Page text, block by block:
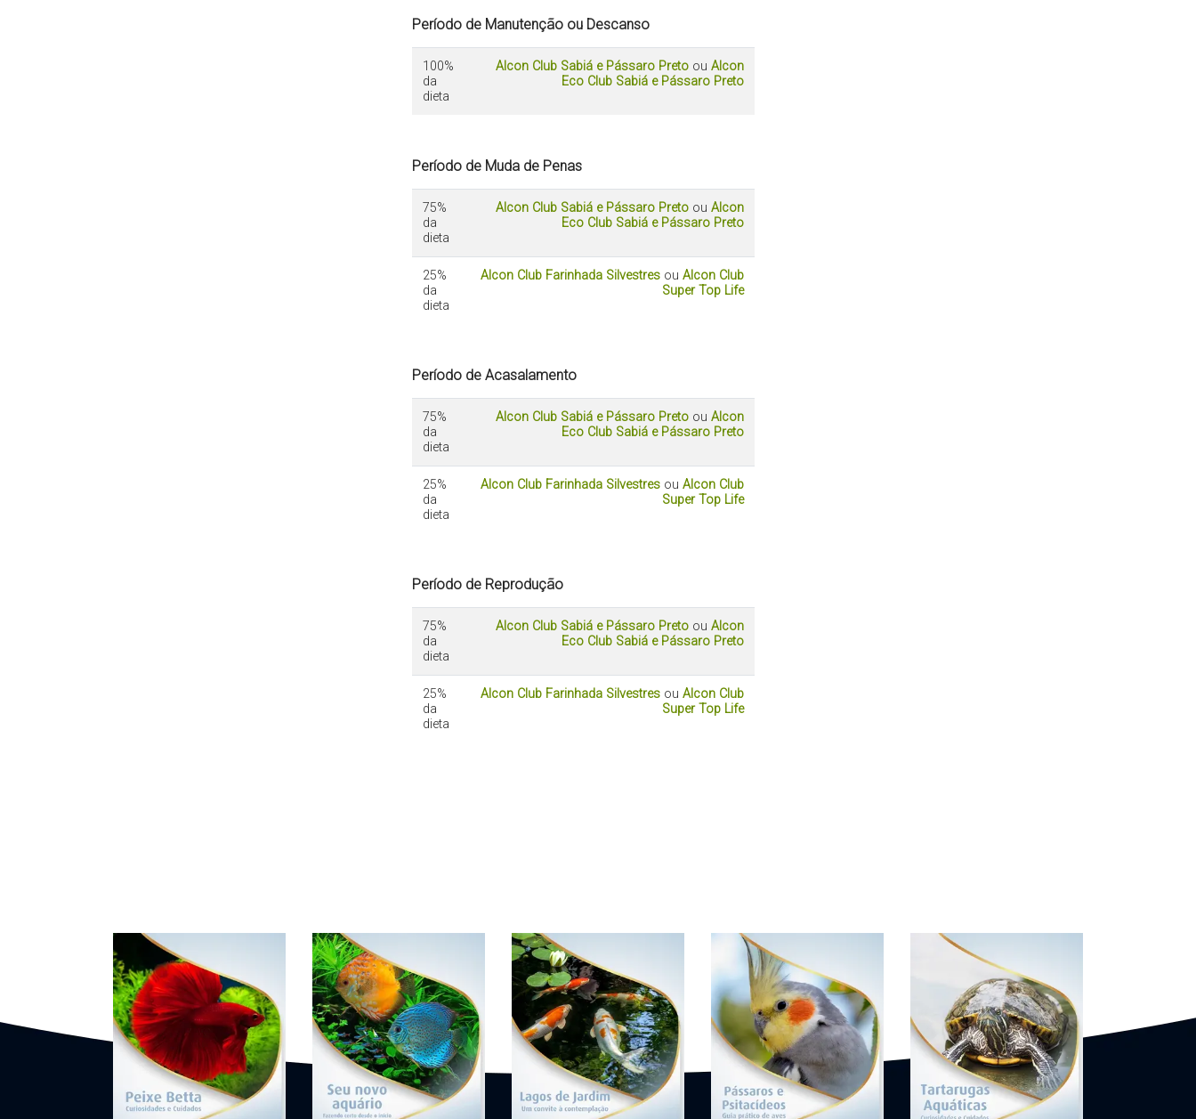
Período de Manutenção ou Descanso
100%
da
dieta
Alcon Club Sabiá e Pássaro Preto ou Alcon
Eco Club Sabiá e Pássaro Preto
Período de Muda de Penas
75%
da
dieta
Alcon Club Sabiá e Pássaro Preto ou Alcon
Eco Club Sabiá e Pássaro Preto
25%
da
dieta
Alcon Club Farinhada Silvestres ou Alcon Club
Super Top Life
Período de Acasalamento
75%
da
dieta
Alcon Club Sabiá e Pássaro Preto ou Alcon
Eco Club Sabiá e Pássaro Preto
25%
da
dieta
Alcon Club Farinhada Silvestres ou Alcon Club
Super Top Life
Período de Reprodução
75%
da
dieta
Alcon Club Sabiá e Pássaro Preto ou Alcon
Eco Club Sabiá e Pássaro Preto
25%
da
dieta
Alcon Club Farinhada Silvestres ou Alcon Club
Super Top Life